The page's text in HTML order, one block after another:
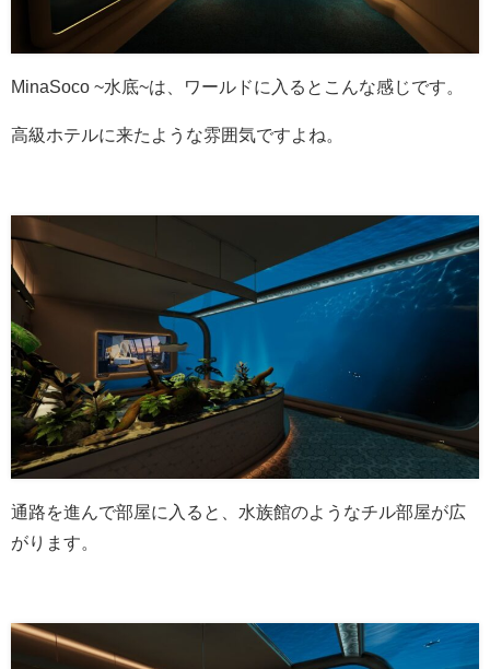
MinaSoco ~水底~は、ワールドに入るとこんな感じです。
高級ホテルに来たような雰囲気ですよね。
通路を進んで部屋に入ると、水族館のようなチル部屋が広
がります。